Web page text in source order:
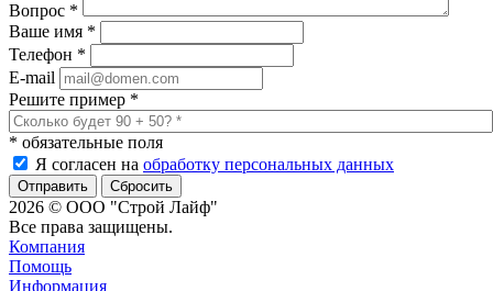
Вопрос *
Ваше имя *
Телефон *
E-mail
Решите пример *
* обязательные поля
Я согласен на обработку персональных данных
Сбросить
2026 © ООО "Строй Лайф"
Все права защищены.
Компания
Помощь
Информация